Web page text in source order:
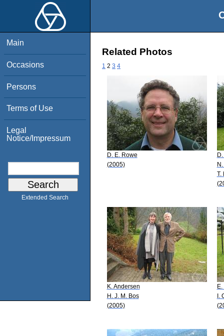
Main
Occasions
Persons
Terms of Use
Legal
Notice/Impressum
Extended Search
Related Photos
1 2 3 4
D. E. Rowe
(2005)
T.
K. Andersen
H. J. M. Bos
(2005)
I.